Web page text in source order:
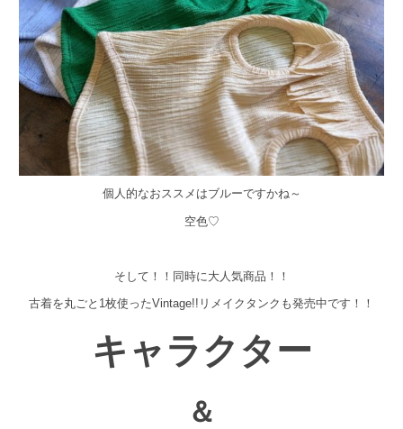
個人的なおススメはブルーですかね～
空色♡
そして！！同時に大人気商品！！
古着を丸ごと1枚使ったVintage!!リメイクタンクも発売中です！！
キャラクター
＆